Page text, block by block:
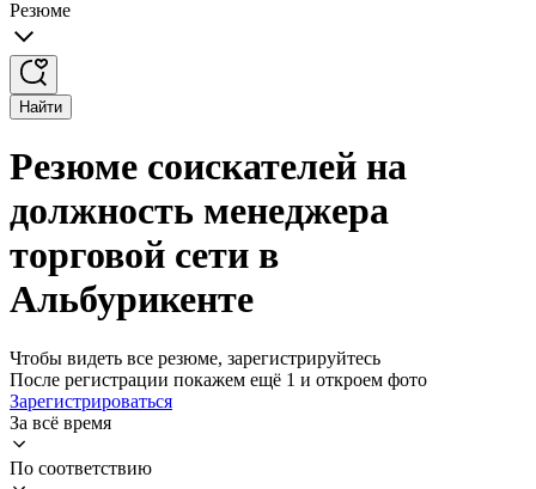
Резюме
Найти
Резюме соискателей на
должность менеджера
торговой сети в
Альбурикенте
Чтобы видеть все резюме, зарегистрируйтесь
После регистрации покажем ещё 1 и откроем фото
Зарегистрироваться
За всё время
По соответствию